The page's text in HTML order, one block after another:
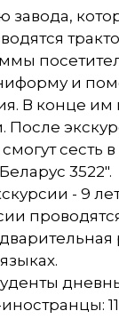
и
В конце
После
сесть
3522".
- 9